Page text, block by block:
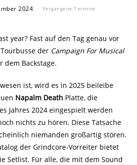
2024 Vergangene Termine
year? Fast auf den Tag genau vor
der Campaign For Musical
dem Backstage.
ist, wird es in 2025 beileibe
Napalm Death Platte, die
Jahres 2024 eingespielt werden
nichts zu hören. Diese Tatsache
niemanden großartig stören.
der Grindcore-Vorreiter bietet
Setlist. Für alle, die mit dem Sound